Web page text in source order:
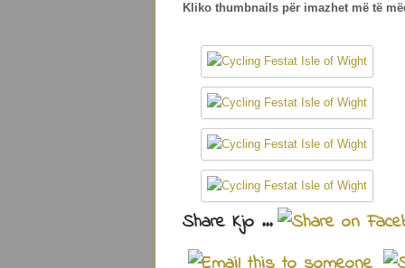
Kliko thumbnails për imazhet më të
Share Kjo ...